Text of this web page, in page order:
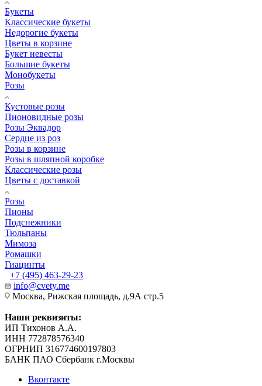
Букеты
Классические букеты
Недорогие букеты
Цветы в корзине
Букет невесты
Большие букеты
Монобукеты
Розы
Кустовые розы
Пионовидные розы
Розы Эквадор
Сердце из роз
Розы в корзине
Розы в шляпной коробке
Классические розы
Цветы с доставкой
Розы
Пионы
Подснежники
Тюльпаны
Мимоза
Ромашки
Гиацинты
+7 (495) 463-29-23
info@cvety.me
Москва, Рижская площадь, д.9А стр.5
Наши реквизиты:
ИП Тихонов А.А.
ИНН 772878576340
ОГРНИП 316774600197803
БАНК ПАО Сбербанк г.Москвы
Вконтакте